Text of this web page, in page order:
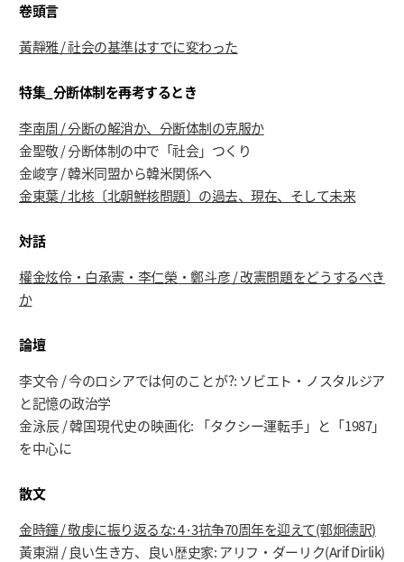
卷頭言
黃靜雅 / 社会の基準はすでに変わった
特集_分断体制を再考するとき
李南周 / 分断の解消か、分断体制の克服か
金聖敬 / 分断体制の中で「社会」つくり
金峻亨 / 韓米同盟から韓米関係へ
金東葉 / 北核〔北朝鮮核問題〕の過去、現在、そして未来
対話
權金炫伶・白承憲・李仁榮・鄭斗彦 / 改憲問題をどうするべき
か
論壇
李文令 / 今のロシアでは何のことが?: ソビエト・ノスタルジア
と記憶の政治学
金泳辰 / 韓国現代史の映画化: 「タクシー運転手」と「1987」
を中心に
散文
金時鐘 / 敬虔に振り返るな: 4·3抗争70周年を迎えて(郭炯德訳)
黃東淵 / 良い生き方、良い歴史家: アリフ・ダーリク(Arif Dirlik)